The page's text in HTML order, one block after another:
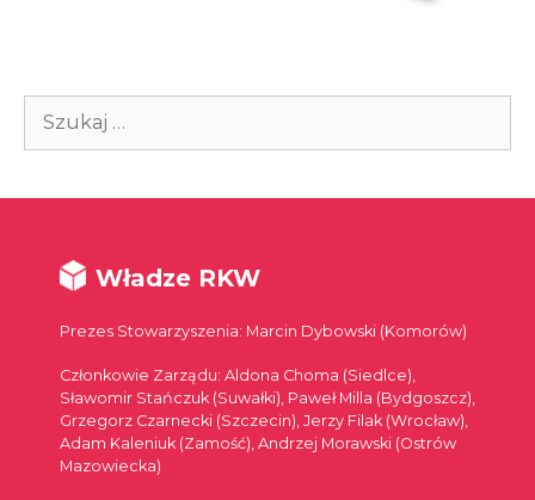
Szukaj:
Władze RKW
Prezes Stowarzyszenia: Marcin Dybowski (Komorów)
Członkowie Zarządu: Aldona Choma (Siedlce),
Sławomir Stańczuk (Suwałki), Paweł Milla (Bydgoszcz),
Grzegorz Czarnecki (Szczecin), Jerzy Filak (Wrocław),
Adam Kaleniuk (Zamość), Andrzej Morawski (Ostrów
Mazowiecka)